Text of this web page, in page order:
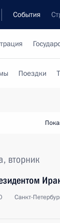
События
Поездки
вторник
Санкт-